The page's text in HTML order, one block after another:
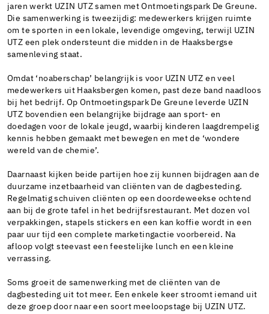
jaren werkt UZIN UTZ samen met Ontmoetingspark De Greune.
Die samenwerking is tweezijdig: medewerkers krijgen ruimte
om te sporten in een lokale, levendige omgeving, terwijl UZIN
UTZ een plek ondersteunt die midden in de Haaksbergse
samenleving staat.
Omdat ‘noaberschap’ belangrijk is voor UZIN UTZ en veel
medewerkers uit Haaksbergen komen, past deze band naadloos
bij het bedrijf. Op Ontmoetingspark De Greune leverde UZIN
UTZ bovendien een belangrijke bijdrage aan sport- en
doedagen voor de lokale jeugd, waarbij kinderen laagdrempelig
kennis hebben gemaakt met bewegen en met de ‘wondere
wereld van de chemie’.
Daarnaast kijken beide partijen hoe zij kunnen bijdragen aan de
duurzame inzetbaarheid van cliënten van de dagbesteding.
Regelmatig schuiven cliënten op een doordeweekse ochtend
aan bij de grote tafel in het bedrijfsrestaurant. Met dozen vol
verpakkingen, stapels stickers en een kan koffie wordt in een
paar uur tijd een complete marketingactie voorbereid. Na
afloop volgt steevast een feestelijke lunch en een kleine
verrassing.
Soms groeit de samenwerking met de cliënten van de
dagbesteding uit tot meer. Een enkele keer stroomt iemand uit
deze groep door naar een soort meeloopstage bij UZIN UTZ.